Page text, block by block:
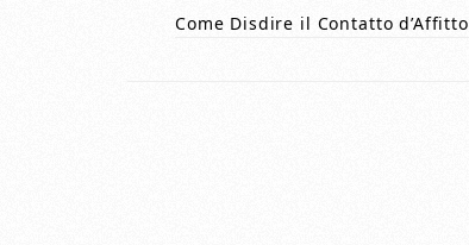
Come Disdire il Contatto d’Affitto